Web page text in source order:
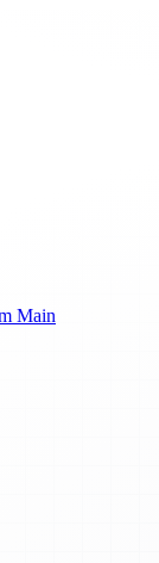
Main